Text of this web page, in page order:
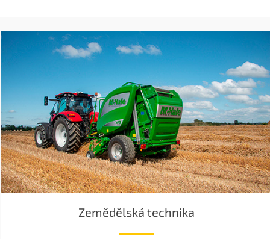
Zemědělská technika